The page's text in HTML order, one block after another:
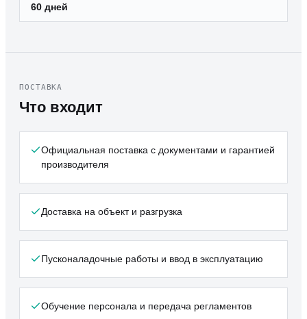
60 дней
ПОСТАВКА
Что входит
Официальная поставка с документами и гарантией
производителя
Доставка на объект и разгрузка
Пусконаладочные работы и ввод в эксплуатацию
Обучение персонала и передача регламентов